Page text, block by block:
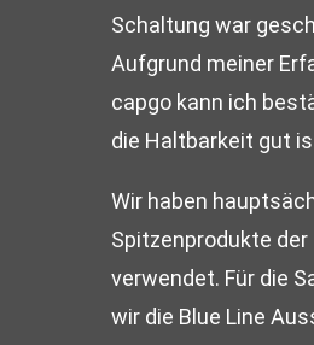
Schaltung war
Aufgrund meiner
capgo kann ich
die Haltbarkeit gut
Wir haben
Spitzenprodukte der
verwendet. Für die
wir die Blue Line